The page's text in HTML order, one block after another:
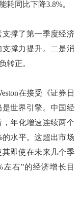
耗同比下降3.8%。
撑了第一季度经济
撑力提升。二是消
转正。
在接受《证券日
世界引擎。中国经
，年化增速连续两个
水平。这超出市场
即使在未来几个季
左右”的经济增长目